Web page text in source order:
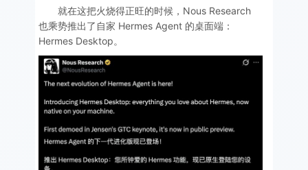
就在这把火烧得正旺的时候，Nous Research
也乘势推出了自家 Hermes Agent 的桌面端：
Hermes Desktop。